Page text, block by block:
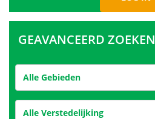
GEAVANCEERD ZOEKEN
Alle Gebieden
Alle Verstedelijking